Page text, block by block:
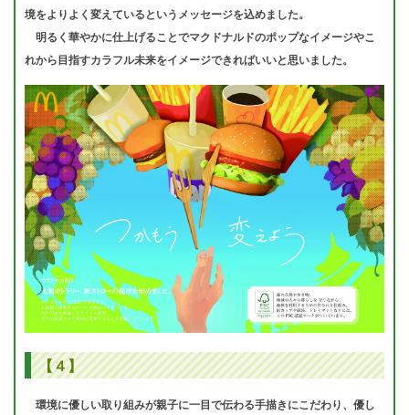
境をよりよく変えているというメッセージを込めました。
明るく華やかに仕上げることでマクドナルドのポップなイメージやこ
れから目指すカラフル未来をイメージできればいいと思いました。
【４】
環境に優しい取り組みが親子に一目で伝わる手描きにこだわり、優し